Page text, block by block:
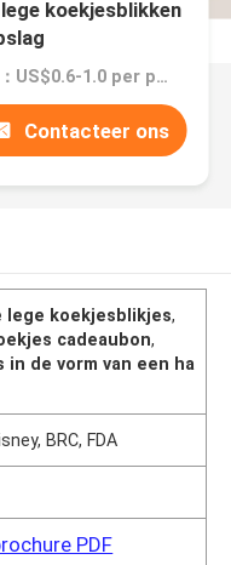
koekjesblikken
Prijs：US$0.6-1.0 per piece
Contacteer ons
lege koekjesblikjes,
cadeaubon,
in de vorm van een ha
BRC, FDA
PDF